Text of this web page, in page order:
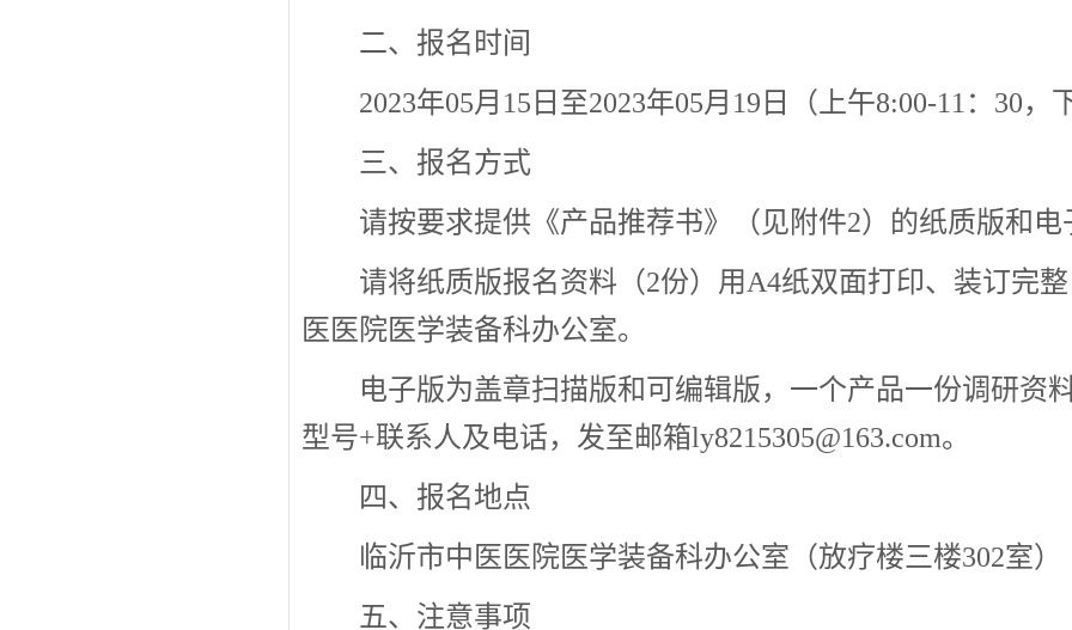
二、报名时间
2023年05月15日至2023年05月19日（上午8:00-11：30
三、报名方式
请按要求提供《产品推荐书》（见附件2）的纸质版和电
请将纸质版报名资料（2份）用A4纸双面打印、装订完
医医院医学装备科办公室。
电子版为盖章扫描版和可编辑版，一个产品一份调研资
型号+联系人及电话，发至邮箱ly8215305@163.com。
四、报名地点
临沂市中医医院医学装备科办公室（放疗楼三楼302室）
五、注意事项